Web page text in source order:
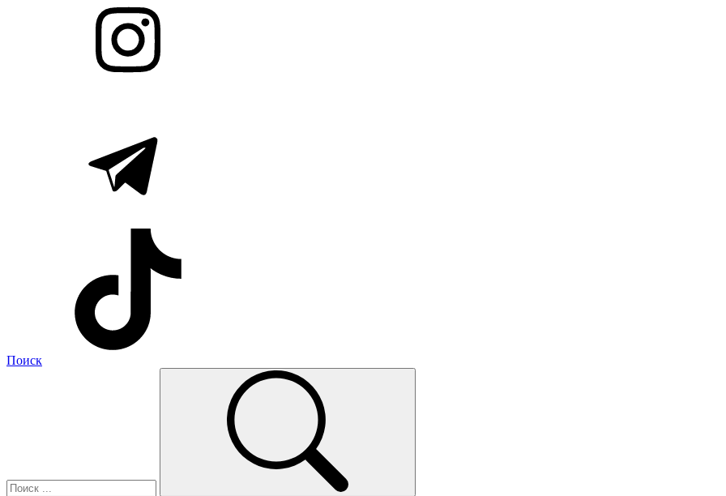
Поиск